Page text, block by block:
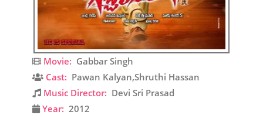
Movie: Gabbar Singh
Cast: Pawan Kalyan,Shruthi Hassan
Music Director: Devi Sri Prasad
Year: 2012